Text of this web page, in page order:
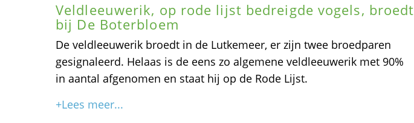
Veldleeuwerik, op rode lijst bedreigde vogels, broedt
bij De Boterbloem
De veldleeuwerik broedt in de Lutkemeer, er zijn twee broedparen
gesignaleerd. Helaas is de eens zo algemene veldleeuwerik met 90%
in aantal afgenomen en staat hij op de Rode Lijst.
+Lees meer...